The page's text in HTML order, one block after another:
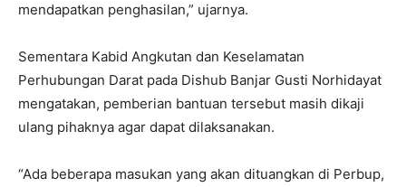
mendapatkan penghasilan,” ujarnya.
Sementara Kabid Angkutan dan Keselamatan
Perhubungan Darat pada Dishub Banjar Gusti Norhidayat
mengatakan, pemberian bantuan tersebut masih dikaji
ulang pihaknya agar dapat dilaksanakan.
“Ada beberapa masukan yang akan dituangkan di Perbup,